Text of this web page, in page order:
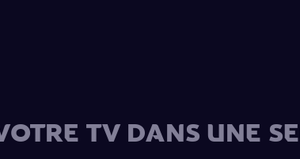
TV DANS UNE